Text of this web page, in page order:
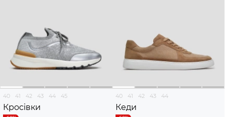
40 41 42 43 44 45
Кросівки
40 41 42 43 44
Кеди